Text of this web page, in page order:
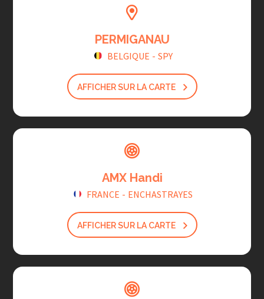
PERMIGANAU
BELGIQUE - SPY
AFFICHER SUR LA CARTE
AMX Handi
FRANCE - ENCHASTRAYES
AFFICHER SUR LA CARTE